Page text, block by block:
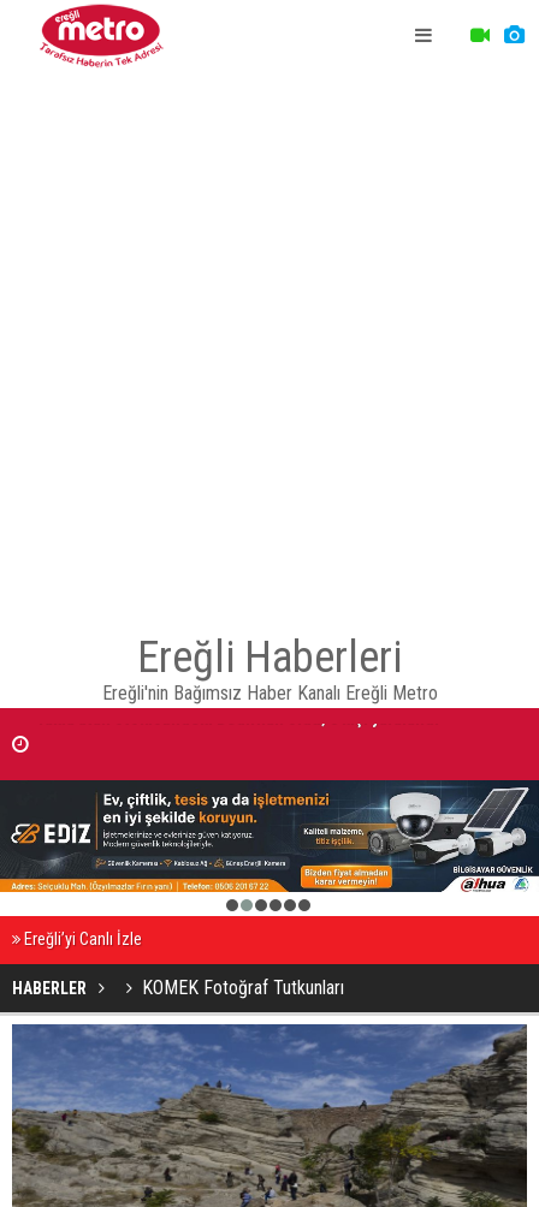
Ereğli Haberleri
Ereğli'nin Bağımsız Haber Kanalı Ereğli Metro
yaralandı
2 3 4 5 6
Ereğli’yi Canlı İzle
HABERLER KOMEK Fotoğraf Tutkunları